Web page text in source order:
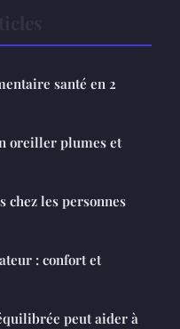
santé en 2
oreiller plumes et
chez les personnes
: confort et
peut aider à